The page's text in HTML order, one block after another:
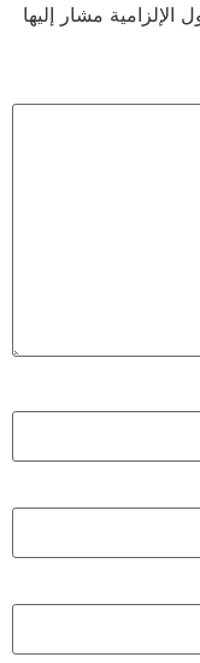
الإلزامية مشار إليها